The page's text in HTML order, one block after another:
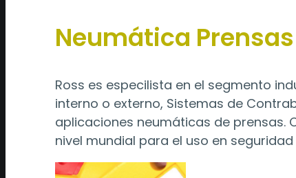
Neumática Prensas
Ross es especilista en el segmento
interno o externo, Sistemas de
aplicaciones neumáticas de prensas.
nivel mundial para el uso en